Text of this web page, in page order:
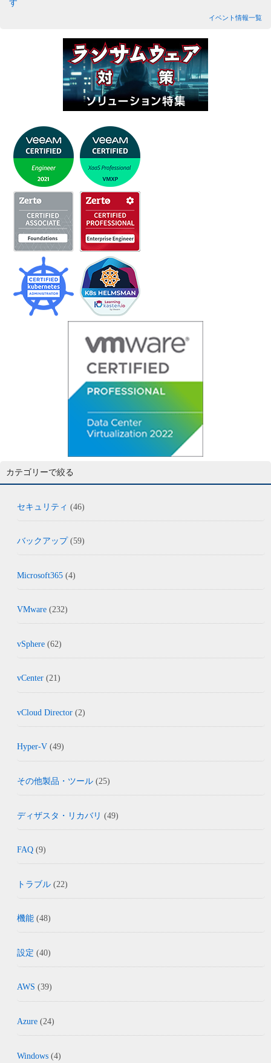
す
イベント情報一覧
カテゴリーで絞る
セキュリティ (46)
バックアップ(59)
Microsoft365 (4)
VMware (232)
vSphere (62)
vCenter (21)
vCloud Director (2)
Hyper-V (49)
その他製品・ツール (25)
ディザスタ・リカバリ (49)
FAQ (9)
トラブル (22)
機能 (48)
設定 (40)
AWS (39)
Azure (24)
Windows (4)